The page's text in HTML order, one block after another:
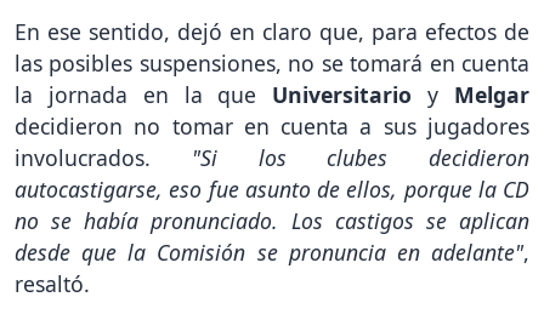
En ese sentido, dejó en claro que, para efectos de
las posibles suspensiones, no se tomará en cuenta
la jornada en la que Universitario y Melgar
decidieron no tomar en cuenta a sus jugadores
involucrados. "Si los clubes decidieron
autocastigarse, eso fue asunto de ellos, porque la CD
no se había pronunciado. Los castigos se aplican
desde que la Comisión se pronuncia en adelante",
resaltó.